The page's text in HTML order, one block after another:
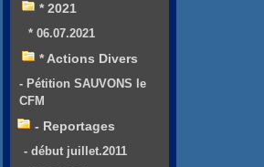
* 2021
* 06.07.2021
* Actions Divers
- Pétition SAUVONS le
CFM
- Reportages
- début juillet.2011